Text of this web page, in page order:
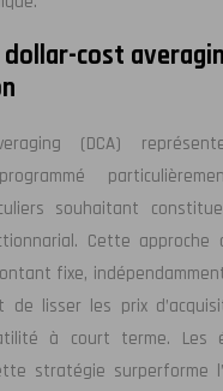
cost
(DCA)
programmé
souhaitant
Cette approche
fixe,
de lisser les prix
à court terme. Les
stratégie surperforme